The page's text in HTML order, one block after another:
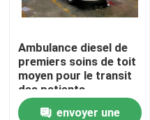
Maison
Produits
Au sujet de nous
Ambulance diesel de
premiers soins de toit
moyen pour le transit
des patients
hospitalisés
envoyer une